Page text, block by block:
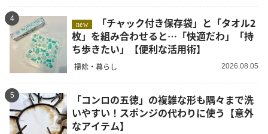
4
new
枚」を組み合わせると…「快適だわ」「持
ち歩きたい」【便利な活用術】
掃除・暮らし 2026.08.05
5
「コンロの五徳」の複雑な形も隅々まで洗
いやすい！スポンジの代わりに使う【意外
なアイテム】